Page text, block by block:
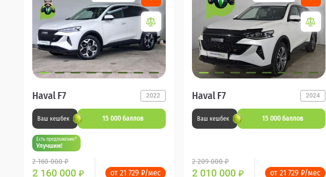
Haval F7 2022
Ваш кешбек 15 000 баллов
Есть предложение?
Улучшим!
2 160 000 ₽
2 160 000 ₽ от 21 729 ₽/мес
Haval F7 2024
Ваш кешбек 15 000 баллов
2 209 000 ₽
2 010 000 ₽ от 21 729 ₽/мес